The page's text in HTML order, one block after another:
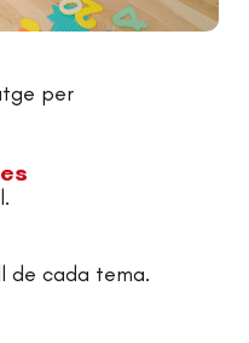
per
de cada tema.